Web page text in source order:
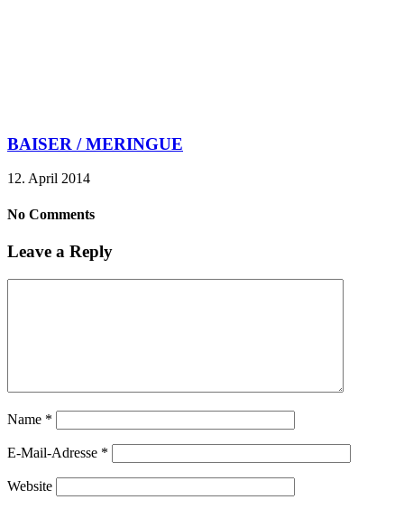
BAISER / MERINGUE
12. April 2014
No Comments
Leave a Reply
Name *
E-Mail-Adresse *
Website